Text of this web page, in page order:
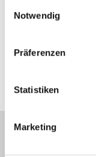
Notwendig
Präferenzen
Statistiken
Marketing